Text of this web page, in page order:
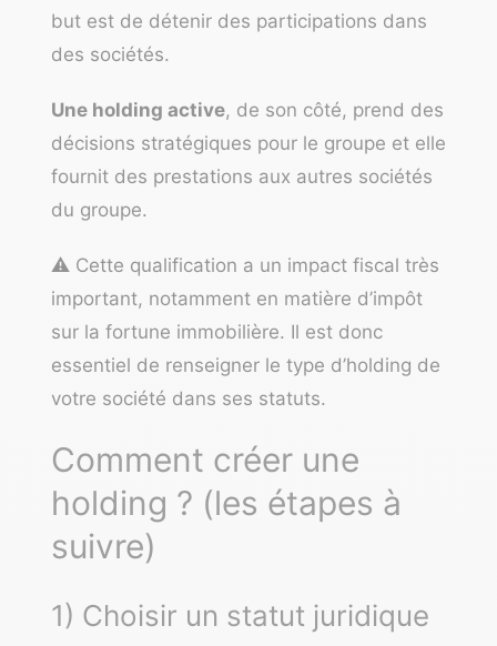
but est de détenir des participations dans
des sociétés.
Une holding active, de son côté, prend des
décisions stratégiques pour le groupe et elle
fournit des prestations aux autres sociétés
du groupe.
⚠️ Cette qualification a un impact fiscal très
important, notamment en matière d’impôt
sur la fortune immobilière. Il est donc
essentiel de renseigner le type d’holding de
votre société dans ses statuts.
Comment créer une
holding ? (les étapes à
suivre)
1) Choisir un statut juridique